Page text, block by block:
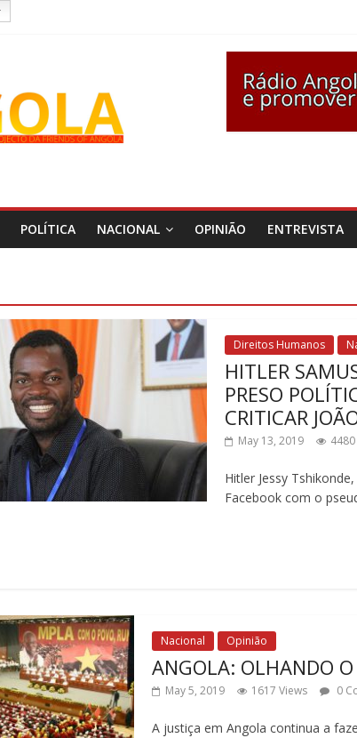
POLÍTICA NACIONAL OPINIÃO ENTREVISTA
Direitos Humanos
HITLER
PRESO
CRITICAR
May 13, 2019
Hitler Jessy
Facebook com o
Nacional Opinião
ANGOLA: OLHANDO
May 5, 2019 1617 Views 0
A justiça em Angola continua a